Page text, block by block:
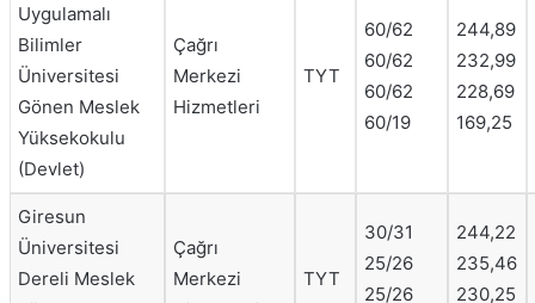
Uygulamalı
Bilimler
Üniversitesi
Gönen Meslek
Yüksekokulu
(Devlet)
Çağrı
Merkezi
Hizmetleri
TYT
60/62
60/62
60/62
60/19
244,89
232,99
228,69
169,25
Giresun
Üniversitesi
Dereli Meslek
Çağrı
Merkezi
TYT
30/31
25/26
25/26
244,22
235,46
230,25